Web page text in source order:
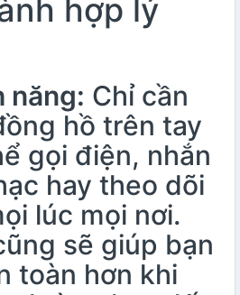
hợp lý
năng: Chỉ cần
hồ trên tay
gọi điện, nhắn
hay theo dõi
lúc mọi nơi.
sẽ giúp bạn
toàn hơn khi